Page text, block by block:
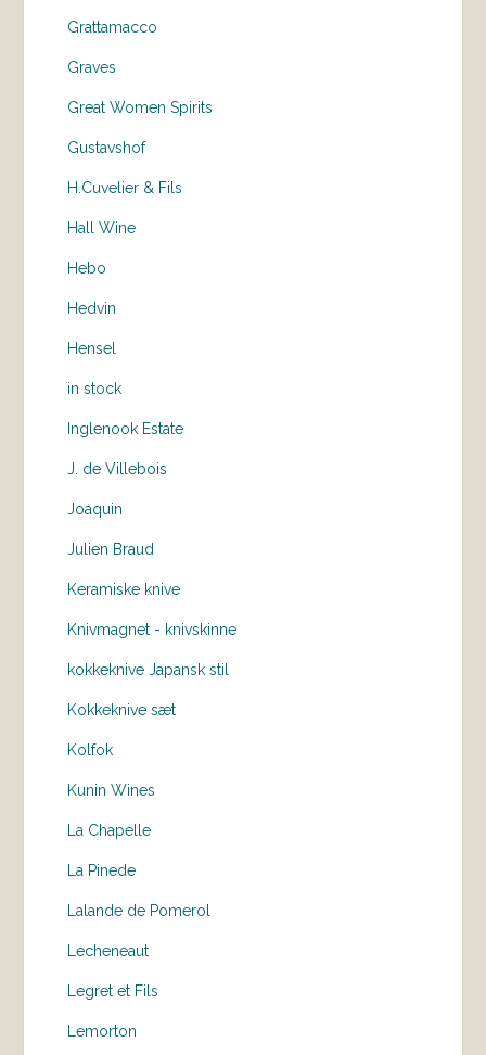
Grattamacco
Graves
Great Women Spirits
Gustavshof
H.Cuvelier & Fils
Hall Wine
Hebo
Hedvin
Hensel
in stock
Inglenook Estate
J. de Villebois
Joaquin
Julien Braud
Keramiske knive
Knivmagnet - knivskinne
kokkeknive Japansk stil
Kokkeknive sæt
Kolfok
Kunin Wines
La Chapelle
La Pinede
Lalande de Pomerol
Lecheneaut
Legret et Fils
Lemorton